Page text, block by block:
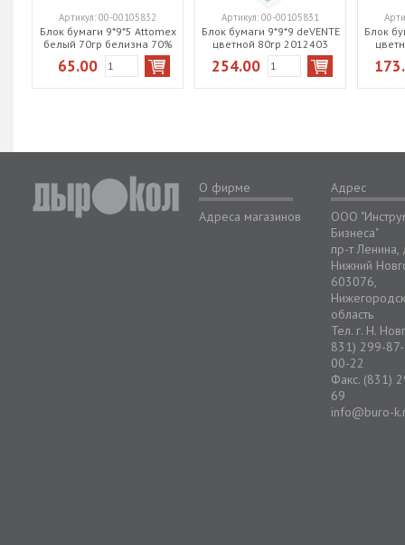
Блок бумаги 9*9*5 Attomex
белый 70гр белизна 70%
2012406
Артикул: 00-00105832
65.00
Блок бумаги 9*9*9 deVENTE
цветной 80гр 2012403
Артикул: 00-00105831
254.00
Блок
О фирме
Адреса магазинов
Адрес
ООО
Бизнеса"
пр-т
Нижний
603076,
область
Тел. г. Н.
831) 299-
00-22
Факс. (831)
69
info@buro-